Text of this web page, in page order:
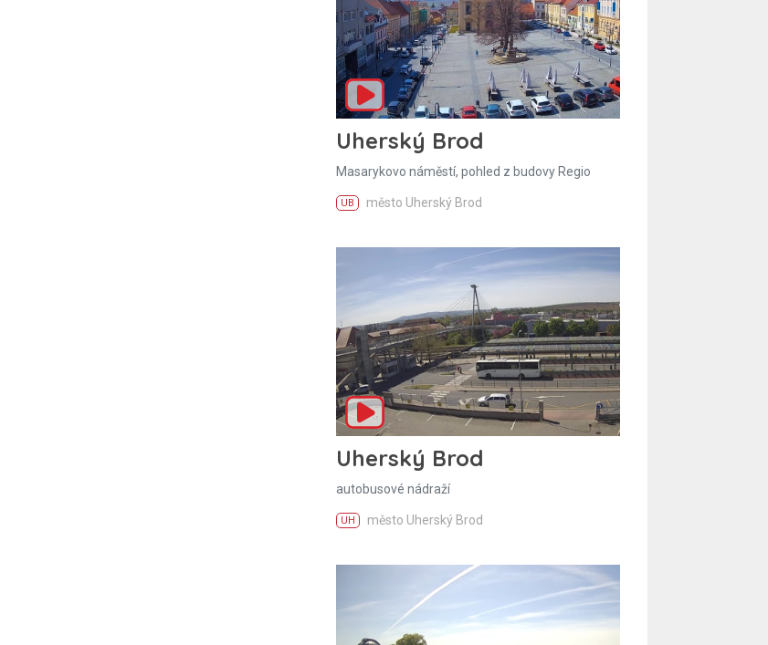
Uherský Brod
Masarykovo náměstí, pohled z budovy Regio
UB město Uherský Brod
Uherský Brod
autobusové nádraží
UH město Uherský Brod